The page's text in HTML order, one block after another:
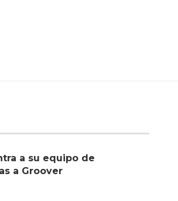
a su equipo de
a Groover